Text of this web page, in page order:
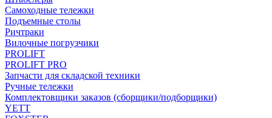
Самоходные тележки
Подъемные столы
Ричтраки
Вилочные погрузчики
PROLIFT
PROLIFT PRO
Запчасти для складской техники
Ручные тележки
Комплектовщики заказов (сборщики/подборщики)
YETT